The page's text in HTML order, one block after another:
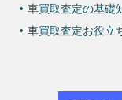
車買取査定の基礎
車買取査定お役立